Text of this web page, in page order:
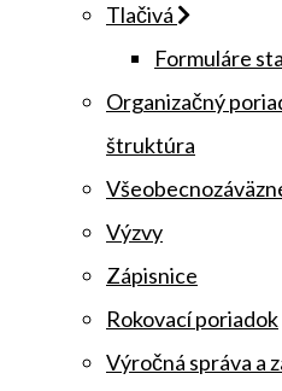
Tlačivá
Formuláre
Organizačný
štruktúra
Výzvy
Zápisnice
Rokovací poriadok
Výročná správa a